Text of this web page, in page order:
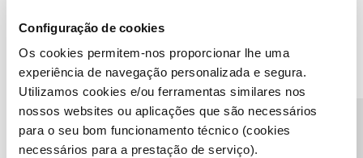
Configuração de cookies
Os cookies permitem-nos proporcionar lhe uma
experiência de navegação personalizada e segura.
Utilizamos cookies e/ou ferramentas similares nos
nossos websites ou aplicações que são necessários
para o seu bom funcionamento técnico (cookies
necessários para a prestação de serviço).
Condições do Fórum NOS Accessibility statement